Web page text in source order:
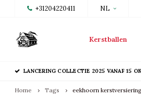
+31204220411 NL
Kerstballen
LANCERING COLLECTIE 2025 VANAF 15
Home Tags eekhoorn